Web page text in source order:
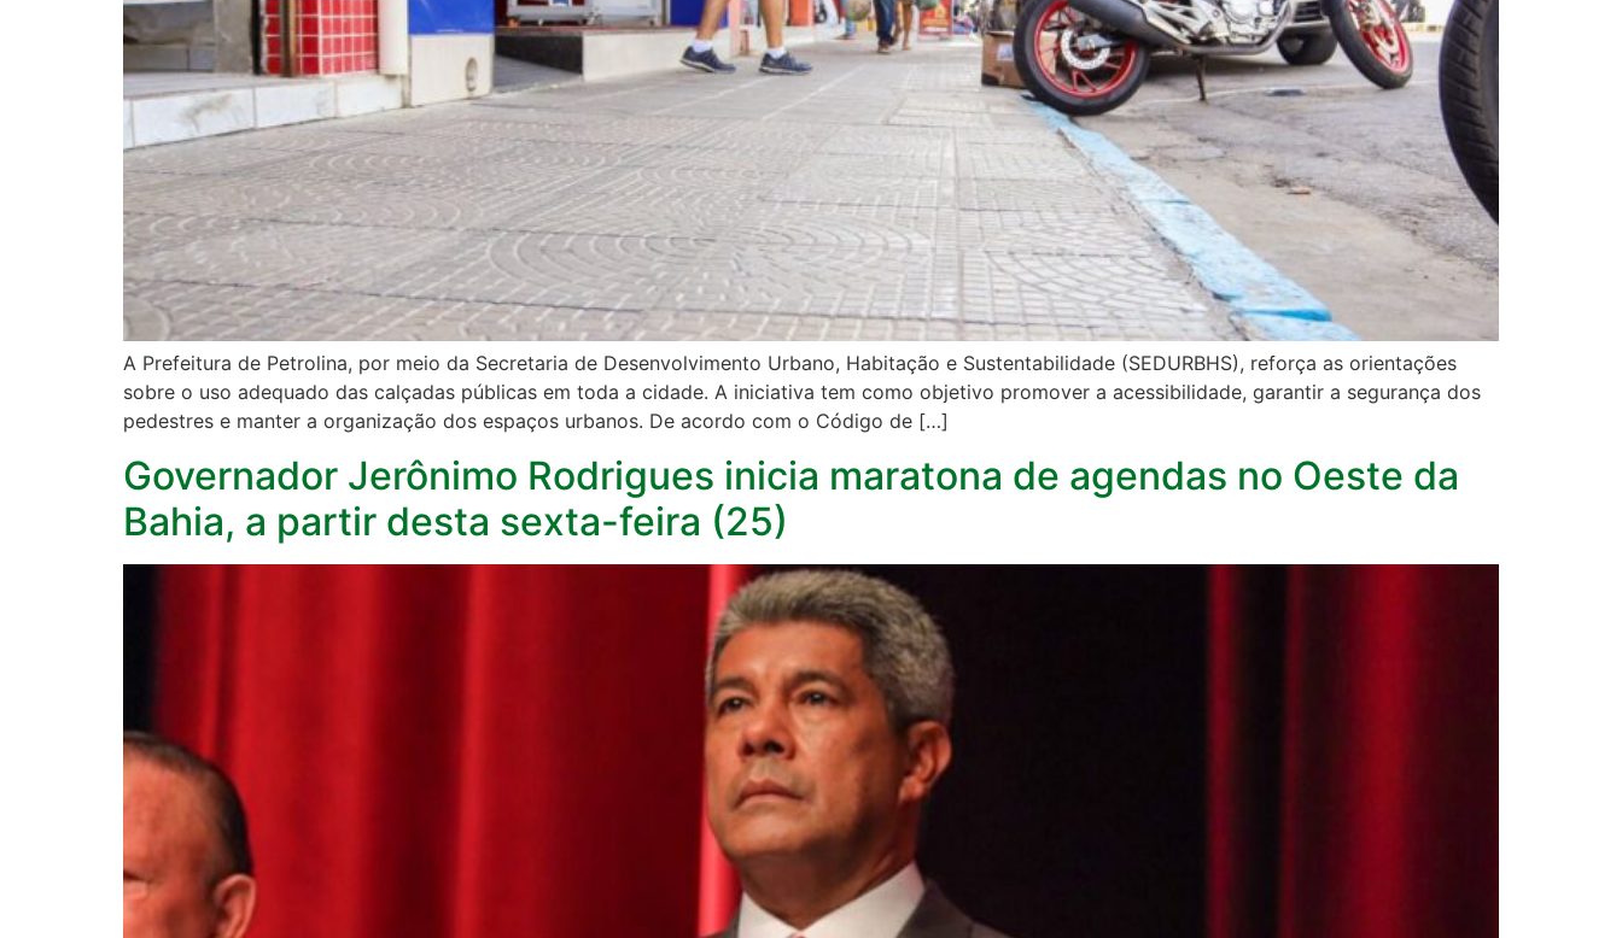
A Prefeitura de Petrolina, por meio da Secretaria de Desenvolvimento Urbano, Habitação e Sustentabilidade (SEDURBHS), reforça as orientações
sobre o uso adequado das calçadas públicas em toda a cidade. A iniciativa tem como objetivo promover a acessibilidade, garantir a segurança dos
pedestres e manter a organização dos espaços urbanos. De acordo com o Código de […]
Governador Jerônimo Rodrigues inicia maratona de agendas no Oeste da
Bahia, a partir desta sexta-feira (25)